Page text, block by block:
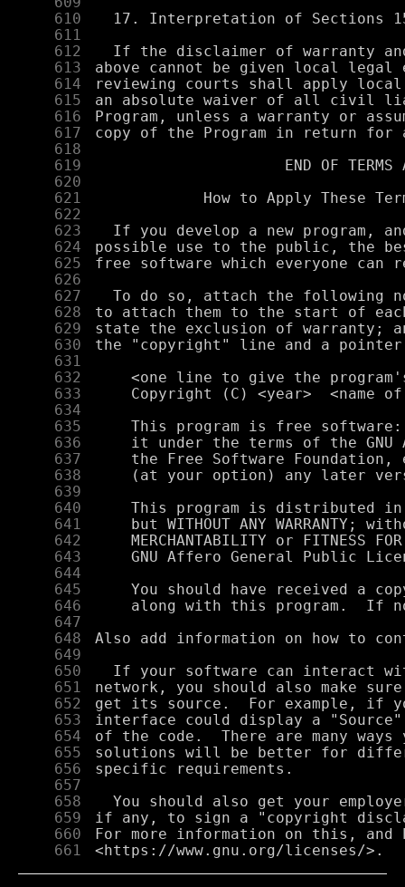
    610
    611
    612
    613
    614
    615
    616
    617
    618
    619
    620
    621
    622
    623
    624
    625
    626
    627
    628
    629
    630
    631
    632
    633
    634
    635
    636
    637
    638
    639
    640
    641
    642
    643
    644
    645
    646
    647
    648
    649
    650
    651
    652
    653
    654
    655
    656
    657
    658
    659
    660
    661